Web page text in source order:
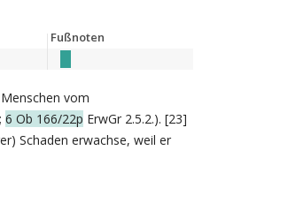
Fußnoten
vom
6 Ob 166/22p ErwGr 2.5.2.). [23]
Schaden erwachse, weil er